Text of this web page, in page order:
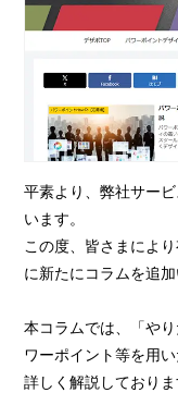
平素より、弊社サー
います。
この度、皆さまによ
に新たにコラムを追加
本コラムでは、「や
ワーポイント等を用
詳しく解説しておりま